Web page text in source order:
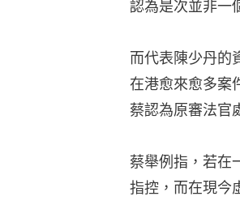
認為是次並非一
而代表陳少丹的
在港愈來愈多案
蔡認為原審法官
蔡舉例指，若在
指控，而在現今